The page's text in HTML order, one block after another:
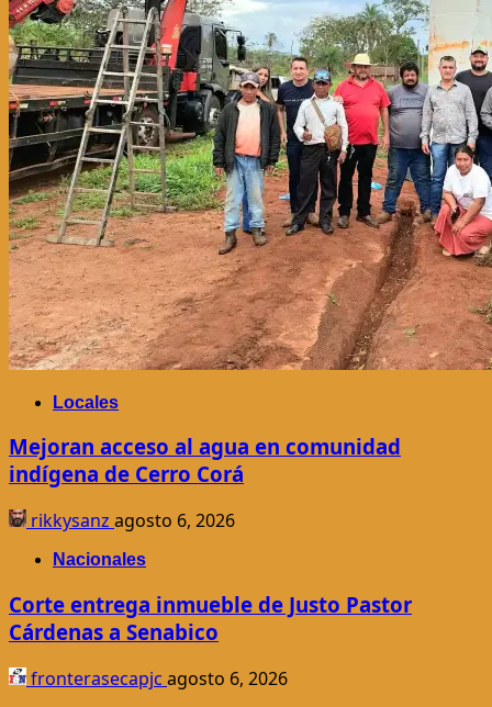
Locales
Mejoran acceso al agua en comunidad
indígena de Cerro Corá
rikkysanz agosto 6, 2026
Nacionales
Corte entrega inmueble de Justo Pastor
Cárdenas a Senabico
fronterasecapjc agosto 6, 2026